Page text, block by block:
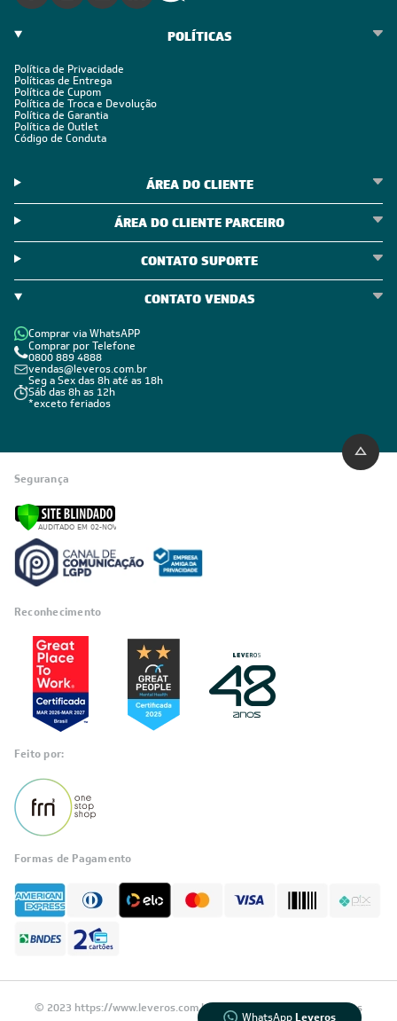
POLÍTICAS
Política de Privacidade
Políticas de Entrega
Política de Cupom
Política de Troca e Devolução
Política de Garantia
Política de Outlet
Código de Conduta
ÁREA DO CLIENTE
ÁREA DO CLIENTE PARCEIRO
CONTATO SUPORTE
CONTATO VENDAS
Comprar via WhatsAPP
Comprar por Telefone
0800 889 4888
vendas@leveros.com.br
Seg a Sex das 8h até as 18h
Sáb das 8h as 12h
*exceto feriados
Segurança
Reconhecimento
Feito por:
Formas de Pagamento
© 2023 https://www.leveros.com.br Todos os diretitos reservados
WhatsAppLeveros
Fale com a LIA